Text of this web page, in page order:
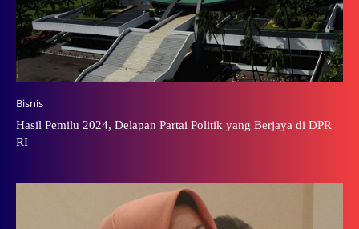
Bisnis
Hasil Pemilu 2024, Delapan Partai Politik yang Berjaya di DPR
RI